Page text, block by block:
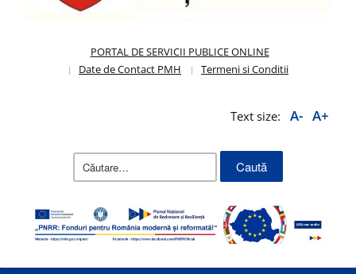
PORTAL DE SERVICII PUBLICE ONLINE
Date de Contact PMH
Termeni si Conditii
Text size: A- A+
Caută